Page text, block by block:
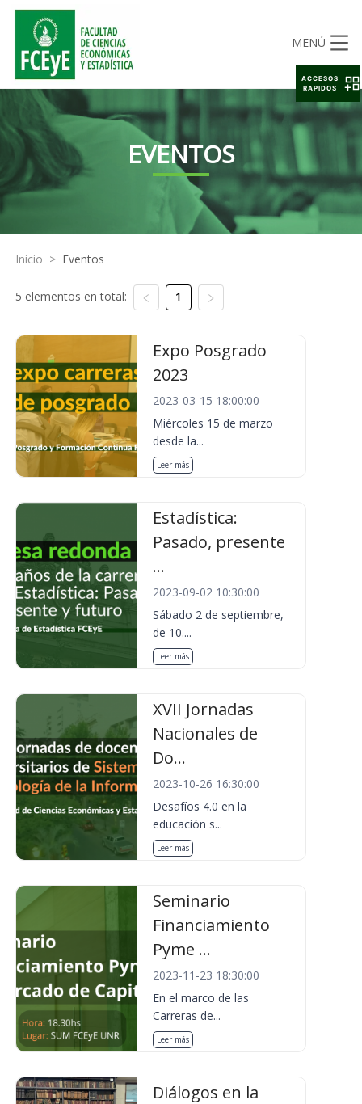
MENÚ
EVENTOS
Inicio > Eventos
5 elementos en total: 1
Expo Posgrado
2023
2023-03-15 18:00:00
Miércoles 15 de marzo
desde la...
Leer más
Estadística:
Pasado, presente
...
2023-09-02 10:30:00
Sábado 2 de septiembre,
de 10....
Leer más
XVII Jornadas
Nacionales de
Do...
2023-10-26 16:30:00
Desafíos 4.0 en la
educación s...
Leer más
Seminario
Financiamiento
Pyme ...
2023-11-23 18:30:00
En el marco de las
Carreras de...
Leer más
Diálogos en la
ACCESOS
RAPIDOS